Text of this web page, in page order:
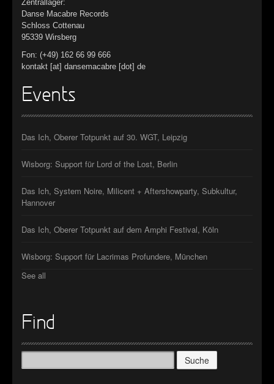
Zentrallager:
Danse Macabre Records
Schloss Cottenau
95339 Wirsberg
Fon: (+49) 162 66 99 666
kontakt [at] dansemacabre [dot] de
Events
Das Ich, Oberer Totpunkt auf 30. WGT, Leipzig
Wisborg: Support für Lord of the Lost, Berlin
Das Ich, System Noire, Milicent + Aftershowparty, Subkultur,
Hannover
Das Ich, Oberer Totpunkt auf dem Amphi Festival, Köln
Wisborg: Support für Lacrimas Profundere, München
See all
Find
Suche
nach: